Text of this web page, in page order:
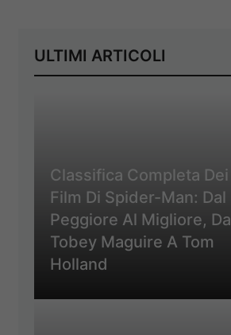
ULTIMI ARTICOLI
Classifica Completa Dei
Film Di Spider-Man: Dal
Peggiore Al Migliore, Da
Tobey Maguire A Tom
Holland